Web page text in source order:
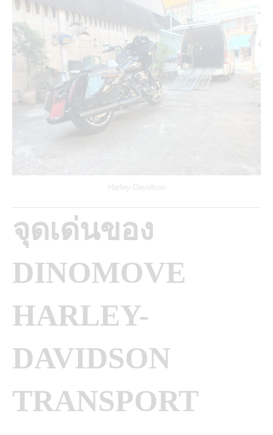
Harley-Davidson
จุดเด่นของ
DINOMOVE
HARLEY-
DAVIDSON
TRANSPORT